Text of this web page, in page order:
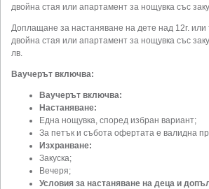
двойна стая или апартамент за нощувка със
Доплащане за настаняване на дете над 12г. или
двойна стая или апартамент за нощувка със
лв.
Ваучерът включва:
Ваучерът включва:
Настаняване:
Една нощувка, според избран вариант;
За петък и събота офертата е валидна
Изхранване:
Закуска;
Вечеря;
Условия за настаняване на деца и